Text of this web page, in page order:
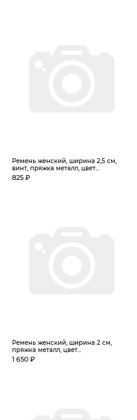
Ремень женский, ширина 2,5 см,
винт, пряжка металл, цвет...
825 ₽
Ремень женский, ширина 2 см,
пряжка металл, цвет...
1 650 ₽